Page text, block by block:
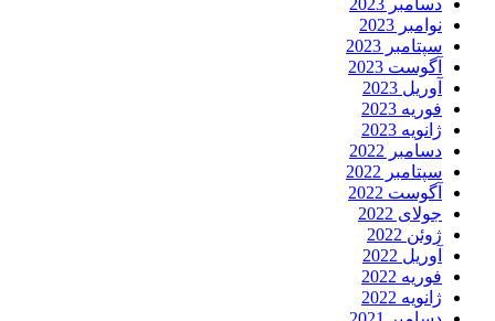
نوامبر 2023
سپتامبر 2023
آگوست 2023
آوریل 2023
فوریه 2023
ژانویه 2023
دسامبر 2022
سپتامبر 2022
آگوست 2022
جولای 2022
ژوئن 2022
آوریل 2022
فوریه 2022
ژانویه 2022